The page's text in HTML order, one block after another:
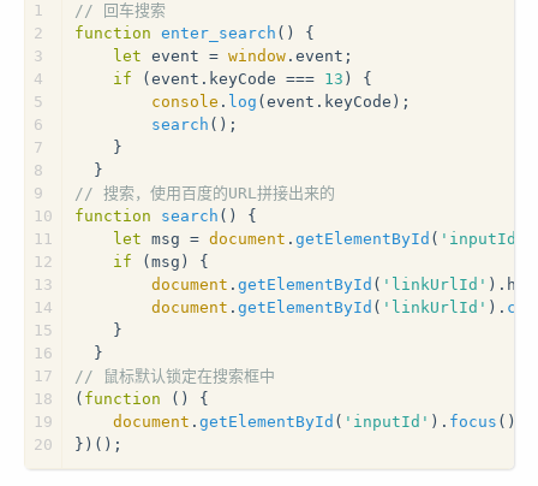
1
2
3
4
5
6
7
8
9
10
11
12
13
14
15
16
17
18
19
20
// 回车搜索
function enter_search ( ) {
let event = window . event ;
if (event. keyCode === 13 ) {
console . log (event. keyCode );
search ();
    }
  }
// 搜索，使用百度的URL拼接出来的
function
search ( ) {
let msg = document . getElementById ( 'inputId'
if (msg) {
document . getElementById ( 'linkUrlId' ).
document . getElementById ( 'linkUrlId' ).
    }
  }
// 鼠标默认锁定在搜索框中
( function ( ) {
document . getElementById ( 'inputId' ). focus ()
})();